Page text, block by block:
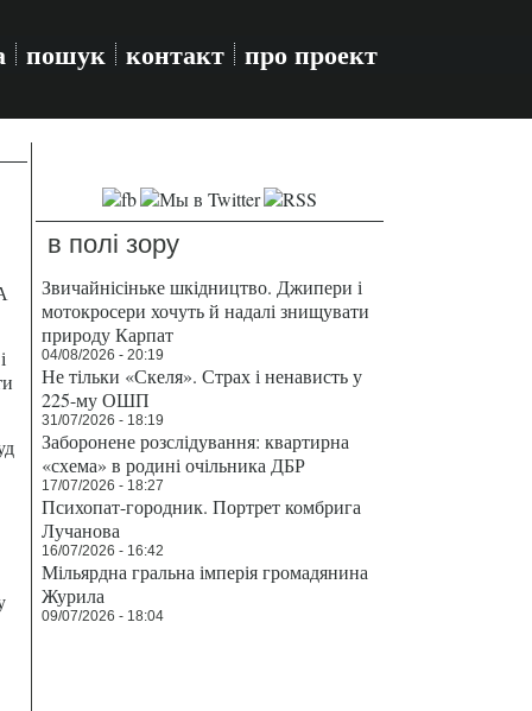
пошук контакт про проект
в полі зору
Звичайнісіньке шкідництво. Джипери і
мотокросери хочуть й надалі знищувати
природу Карпат
04/08/2026 - 20:19
Не тільки «Скеля». Страх і ненависть у
225-му ОШП
31/07/2026 - 18:19
Заборонене розслідування: квартирна
«схема» в родині очільника ДБР
17/07/2026 - 18:27
Психопат-городник. Портрет комбрига
Лучанова
16/07/2026 - 16:42
Мільярдна гральна імперія громадянина
Журила
09/07/2026 - 18:04